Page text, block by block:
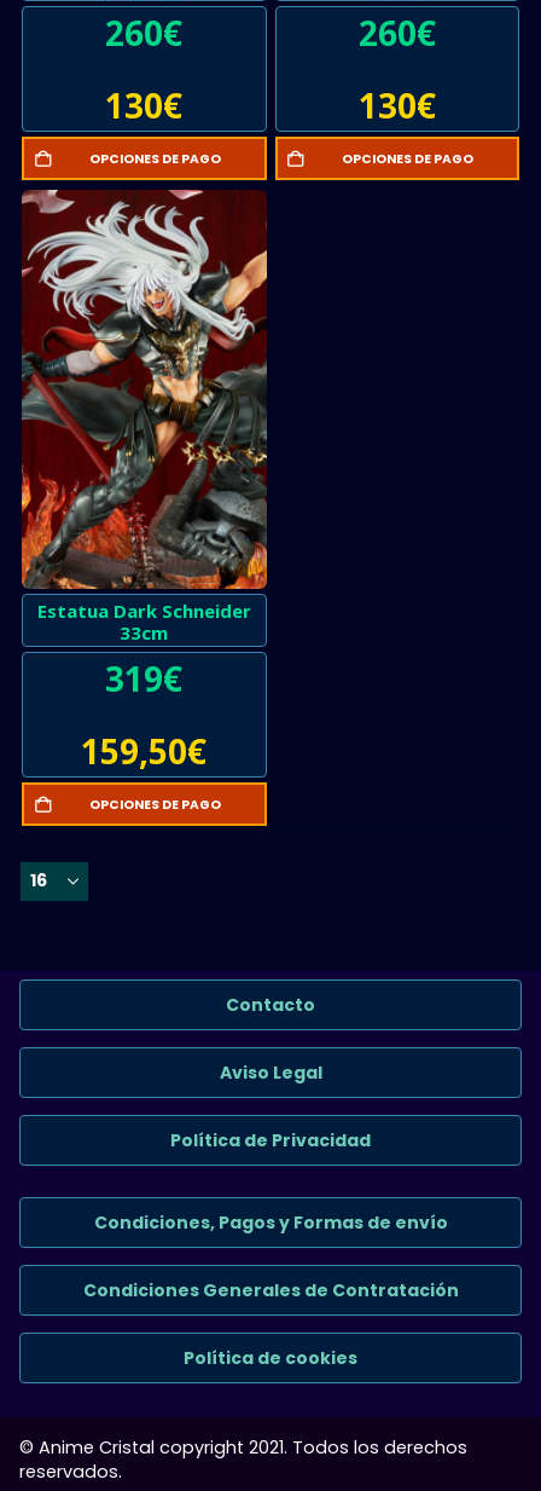
260€
130€
OPCIONES DE PAGO
260€
130€
OPCIONES DE PAGO
Estatua Dark Schneider
33cm
319€
159,50€
OPCIONES DE PAGO
Contacto
Aviso Legal
Política de Privacidad
Condiciones, Pagos y Formas de envío
Condiciones Generales de Contratación
Política de cookies
© Anime Cristal copyright 2021. Todos los derechos
reservados.